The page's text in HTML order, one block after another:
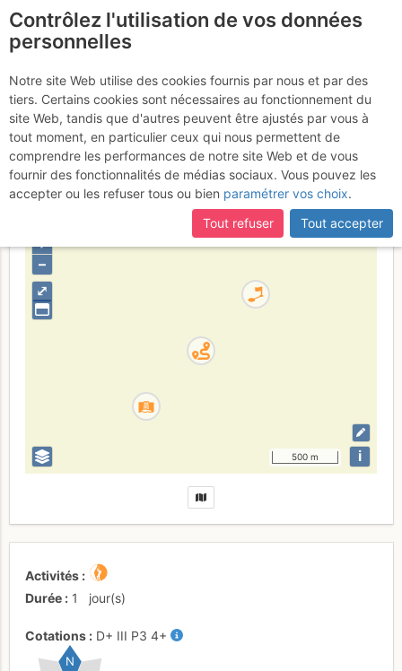
certaines pages ne sont plus accessibles, manquantes ou
incomplètes, déconnectez-vous puis reconnectez-vous à votre
compte sur le site.
Vallon du Fournel -
Baiser de lune : Beating the
retreat
Hautes-Alpes
⤢
+
–
500 m i
Activités
Durée
1 jour(s)
Cotations D+ III P3 4+
N
Contrôlez l'utilisation de vos données
personnelles
Notre site Web utilise des cookies fournis par nous et par des
tiers. Certains cookies sont nécessaires au fonctionnement du
site Web, tandis que d'autres peuvent être ajustés par vous à
tout moment, en particulier ceux qui nous permettent de
comprendre les performances de notre site Web et de vous
fournir des fonctionnalités de médias sociaux. Vous pouvez les
accepter ou les refuser tous ou bien paramétrer vos choix.
Tout refuser
Tout accepter